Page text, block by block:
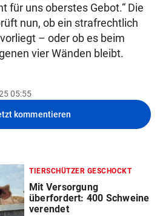
für uns oberstes Gebot.“ Die
nun, ob ein strafrechtlich
– oder ob es beim
vier Wänden bleibt.
05:55
kommentieren
TIERSCHÜTZER GESCHOCKT
Mit Versorgung
überfordert: 400 Schweine
verendet